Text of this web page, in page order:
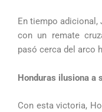
En tiempo
con un remate
pasó cerca del arco
Honduras ilusiona a
Con esta victoria,